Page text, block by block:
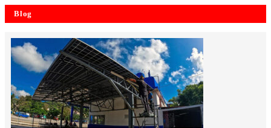
Blog